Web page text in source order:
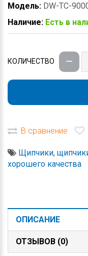
Модель: DW-TC-
Наличие: Есть в
КОЛИЧЕСТВО
В сравнение
Щипчики,
хорошего качества
ОПИСАНИЕ
ОТЗЫВОВ (0)